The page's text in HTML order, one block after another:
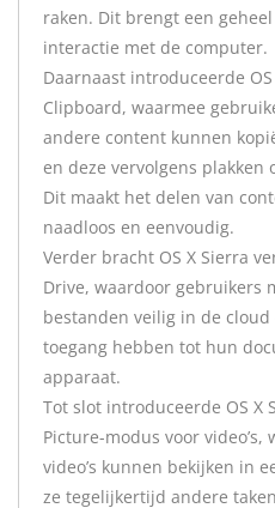
raken. Dit brengt een
interactie met de computer.
Daarnaast introduceerde
Clipboard, waarmee
andere content kunnen
en deze vervolgens plakken
Dit maakt het delen van
naadloos en eenvoudig.
Verder bracht OS X Sierra
Drive, waardoor gebruikers
bestanden veilig in de
toegang hebben tot hun
apparaat.
Tot slot introduceerde OS X
Picture-modus voor
video’s kunnen bekijken in
ze tegelijkertijd andere